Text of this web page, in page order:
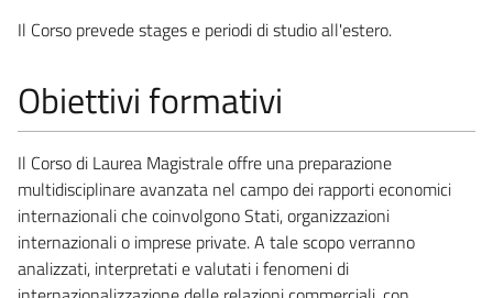
Il Corso prevede stages e periodi di studio all'estero.
Obiettivi formativi
Il Corso di Laurea Magistrale offre una preparazione
multidisciplinare avanzata nel campo dei rapporti economici
internazionali che coinvolgono Stati, organizzazioni
internazionali o imprese private. A tale scopo verranno
analizzati, interpretati e valutati i fenomeni di